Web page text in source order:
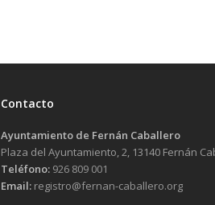
Contacto
Ayuntamiento de Fernán Caballero
Plaza del Ayuntamiento, 2, 13140 Fernán
Teléfono: 926 809 001
Email: registro@fernan-caballero.org